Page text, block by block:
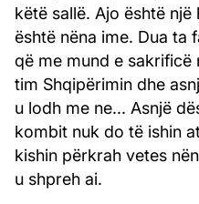
këtë sallë. Ajo është
është nëna ime. Dua ta
që me mund e sakrificë
tim Shqipërimin dhe
u lodh me ne... Asnjë
kombit nuk do të ishin
kishin përkrah vetes
u shpreh ai.